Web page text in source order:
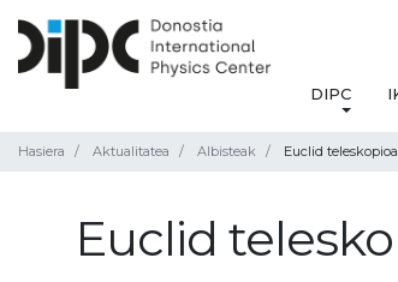
DIPC
Hasiera Aktualitatea Albisteak Euclid
Euclid